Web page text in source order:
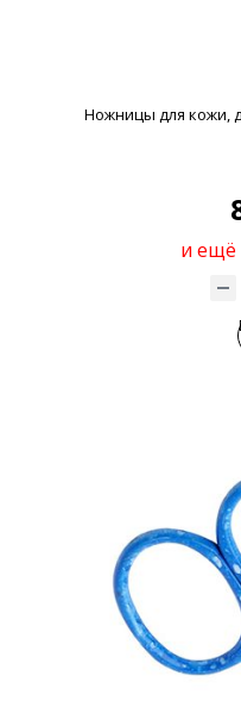
Ножницы для кожи,
и ещё